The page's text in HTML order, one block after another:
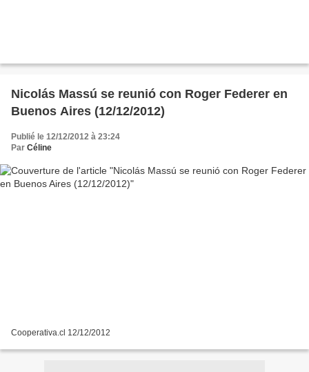
Nicolás Massú se reunió con Roger Federer en
Buenos Aires (12/12/2012)
Publié le 12/12/2012 à 23:24
Par Céline
Cooperativa.cl 12/12/2012